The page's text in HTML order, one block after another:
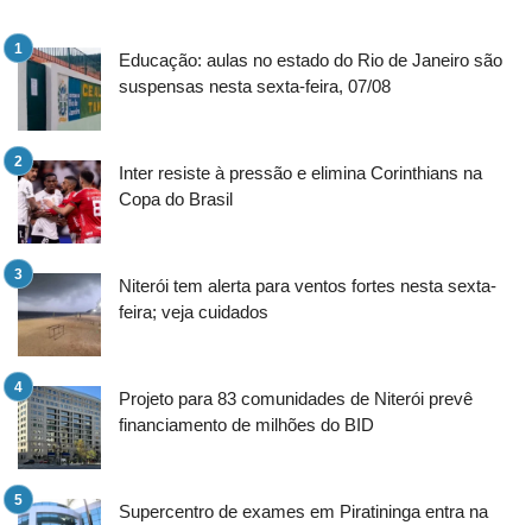
Educação: aulas no estado do Rio de Janeiro são
suspensas nesta sexta-feira, 07/08
Inter resiste à pressão e elimina Corinthians na
Copa do Brasil
Niterói tem alerta para ventos fortes nesta sexta-
feira; veja cuidados
Projeto para 83 comunidades de Niterói prevê
financiamento de milhões do BID
Supercentro de exames em Piratininga entra na